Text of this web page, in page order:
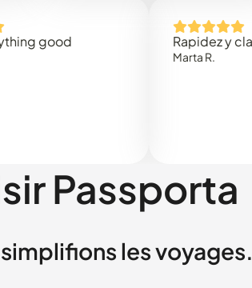
Rapidez y claridad
Passporta
les voyages.